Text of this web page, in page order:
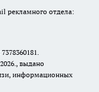
рекламного отдела:
выдано
информационных